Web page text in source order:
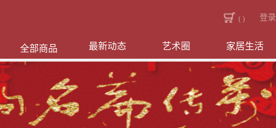
登录
( )
全部商品 最新动态 艺术圈 家居生活